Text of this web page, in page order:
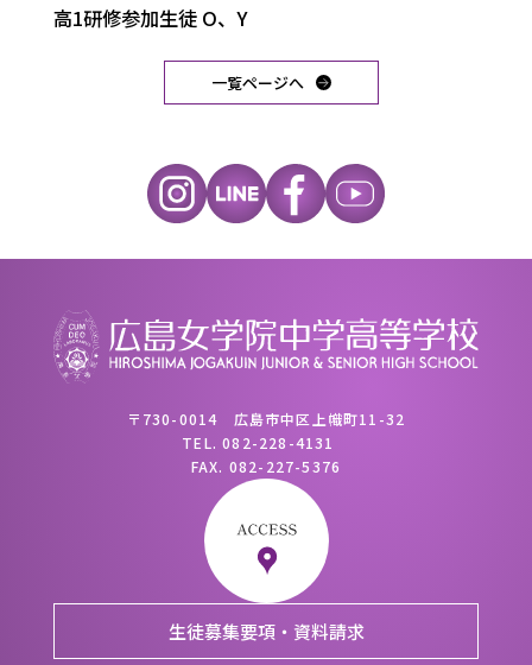
高1研修参加生徒 O、Y
一覧ページへ
〒730-0014 広島市中区上幟町11-32
TEL.082-228-4131
FAX. 082-227-5376
生徒募集要項・資料請求